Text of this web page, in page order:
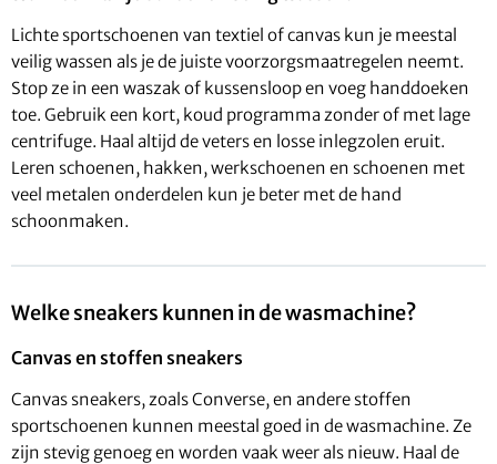
Lichte sportschoenen van textiel of canvas kun je meestal
veilig wassen als je de juiste voorzorgsmaatregelen neemt.
Stop ze in een waszak of kussensloop en voeg handdoeken
toe. Gebruik een kort, koud programma zonder of met lage
centrifuge. Haal altijd de veters en losse inlegzolen eruit.
Leren schoenen, hakken, werkschoenen en schoenen met
veel metalen onderdelen kun je beter met de hand
schoonmaken.
Welke sneakers kunnen in de wasmachine?
Canvas en stoffen sneakers
Canvas sneakers, zoals Converse, en andere stoffen
sportschoenen kunnen meestal goed in de wasmachine. Ze
zijn stevig genoeg en worden vaak weer als nieuw. Haal de